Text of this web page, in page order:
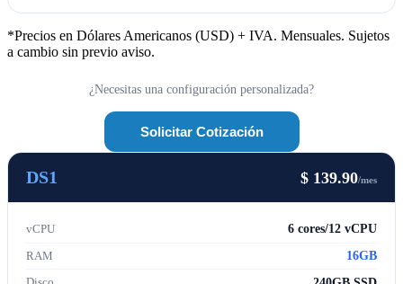
*Precios en Dólares Americanos (USD) + IVA. Mensuales. Sujetos
a cambio sin previo aviso.
¿Necesitas una configuración personalizada?
Solicitar Cotización
DS1 $ 139.90/mes
vCPU 6 cores/12 vCPU
RAM 16GB